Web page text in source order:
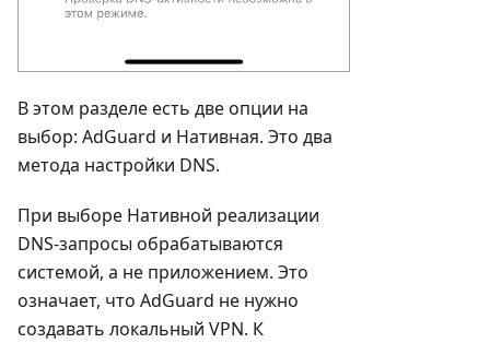
В этом разделе есть две опции на
выбор: AdGuard и Нативная. Это два
метода настройки DNS.
При выборе Нативной реализации
DNS-запросы обрабатываются
системой, а не приложением. Это
означает, что AdGuard не нужно
создавать локальный VPN. К